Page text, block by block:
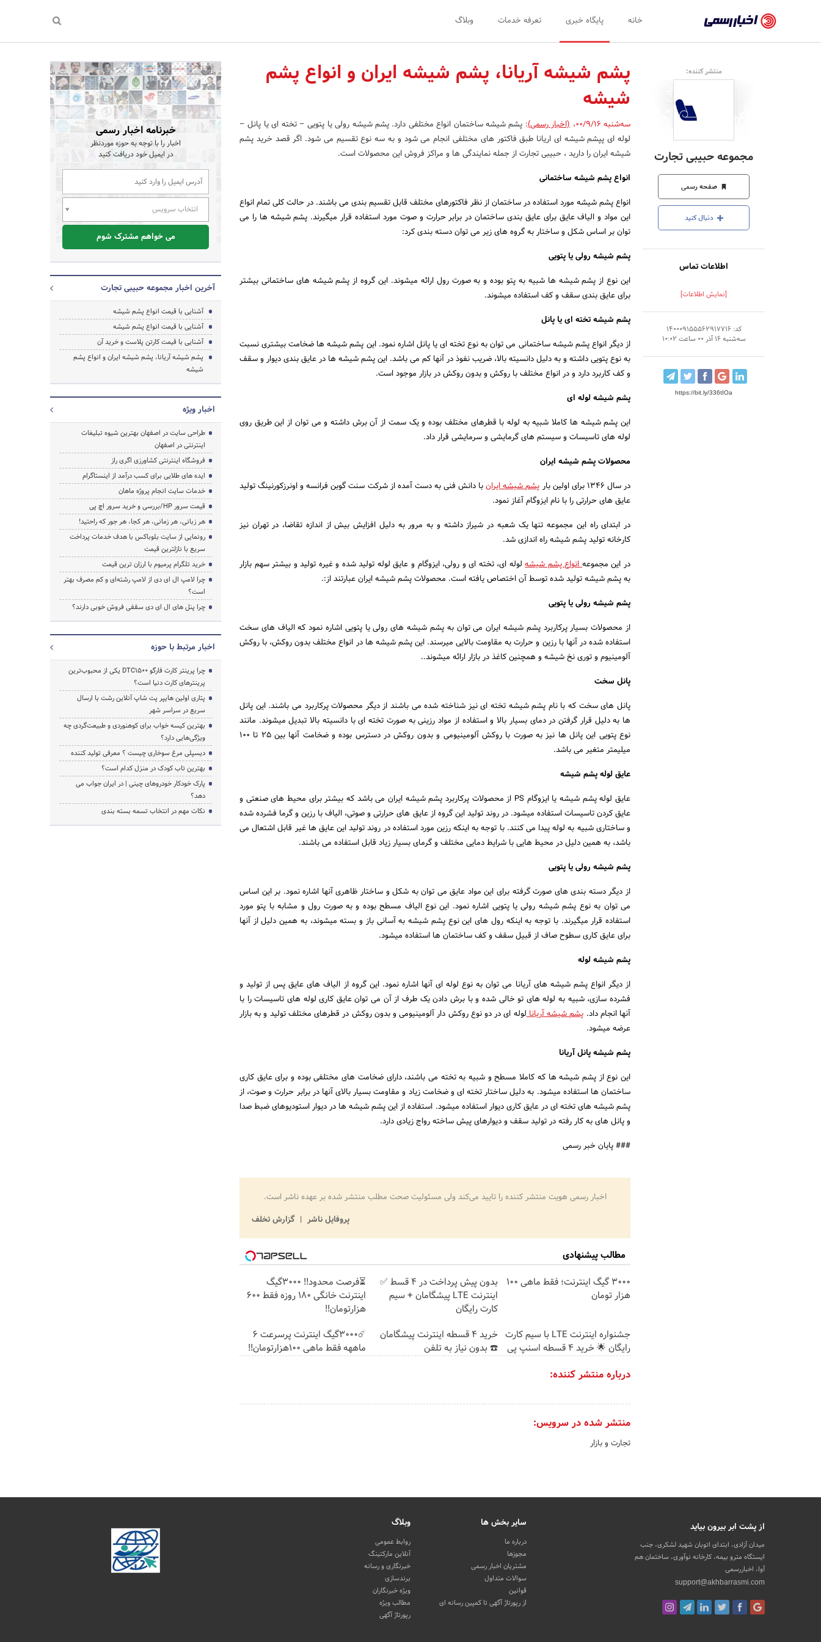
رسمی
-
اخبار
تایید
شده
شرکت‌ها،
سازمان‌ها
و
روابط
عمومی‌ها
خانه پایگاه خبری تعرفه خدمات وبلاگ
جستجو
منتشر کننده:
مجموعه حبیبی تجارت
صفحه رسمی
دنبال کنید
اطلاعات تماس
[نمایش اطلاعات]
کد: 140009155562917716
سه‌شنبه 16 آذر 00 ساعت 10:02
https://bit.ly/336tIOa
پشم شیشه آریانا، پشم شیشه ایران و انواع پشم
شیشه
سه‌شنبه 00/9/16 ،(اخبار رسمی): پشم شیشه ساختمان انواع مختلفی دارد. پشم شیشه رولی یا پتویی – تخته ای یا پانل –
لوله ای پپشم شیشه ای اریانا طبق فاکتور های مختلفی انجام می شود و به سه نوع تقسیم می شود. اگر قصد خرید پشم
شیشه ایران را دارید ، حبیبی تجارت از جمله نمایندگی ها و مراکز فروش این محصولات است.
انواع پشم شیشه ساختمانی​
انواع پشم شیشه مورد استفاده در ساختمان از نظر فاکتورهای مختلف قابل تقسیم بندی می باشند. در حالت کلی تمام انواع
این مواد و الیاف عایق برای عایق بندی ساختمان در برابر حرارت و صوت مورد استفاده قرار میگیرند. پشم شیشه ها را می
توان بر اساس شکل و ساختار به گروه های زیر می توان دسته بندی کرد:
پشم شیشه رولی یا پتویی
این نوع از پشم شیشه ها شبیه به پتو بوده و به صورت رول ارائه میشوند. این گروه از پشم شیشه های ساختمانی بیشتر
برای عایق بندی سقف و کف استفاده میشوند.
پشم شیشه تخته ای یا پانل
از دیگر انواع پشم شیشه ساختمانی می توان به نوع تخته ای یا پانل اشاره نمود. این پشم شیشه ها ضخامت بیشتری نسبت
به نوع پتویی داشته و به دلیل دانسیته بالا، ضریب نفوذ در آنها کم می باشد. این پشم شیشه ها در عایق بندی دیوار و سقف
و کف کاربرد دارد و در انواع مختلف با روکش و بدون روکش در بازار موجود است.
پشم شیشه لوله ای
این پشم شیشه ها کاملا شبیه به لوله با قطرهای مختلف بوده و یک سمت از آن برش داشته و می توان از این طریق روی
لوله های تاسیسات و سیستم های گرمایشی و سرمایشی قرار داد.
محصولات پشم شیشه ایران
در سال 1346 برای اولین بار
پشم شیشه ایرانبا دانش فنی به دست آمده از شرکت سنت گوبن فرانسه و اونرزکورنینگ تولید
عایق های حرارتی را با نام ایزوگام آغاز نمود.
در ابتدای راه این مجموعه تنها یک شعبه در شیراز داشته و به مرور به دلیل افزایش بیش از اندازه تقاضا، در تهران نیز
کارخانه تولید پشم شیشه راه اندازی شد.
در این مجموعهانواع پشم شیشهلوله ای، تخته ای و رولی، ایزوگام و عایق لوله تولید شده و غیره تولید و بیشتر سهم بازار
به پشم شیشه تولید شده توسط آن اختصاص یافته است. محصولات پشم شیشه ایران عبارتند از:.
پشم شیشه رولی یا پتویی
از محصولات بسیار پرکاربرد پشم شیشه ایران می توان به پشم شیشه های رولی یا پتویی اشاره نمود که الیاف های سخت
استفاده شده در آنها با رزین و حرارت به مقاومت بالایی میرسند. این پشم شیشه ها در انواع مختلف بدون روکش، با روکش
آلومینیوم و توری نخ شیشه و همچنین کاغذ در بازار ارائه میشوند..
پانل سخت
پانل های سخت که با نام پشم شیشه تخته ای نیز شناخته شده می باشند از دیگر محصولات پرکاربرد می باشند. این پانل
ها به دلیل قرار گرفتن در دمای بسیار بالا و استفاده از مواد رزینی به صورت تخته ای با دانسیته بالا تبدیل میشوند. مانند
نوع پتویی این پانل ها نیز به صورت با روکش آلومینیومی و بدون روکش در دسترس بوده و ضخامت آنها بین 25 تا 100
میلیمتر متغیر می باشد.
عایق لوله پشم شیشه
عایق لوله پشم شیشه یا ایزوگام PS از محصولات پرکاربرد پشم شیشه ایران می باشد که بیشتر برای محیط های صنعتی و
عایق کردن تاسیسات استفاده میشود. در روند تولید این گروه از عایق های حرارتی و صوتی، الیاف با رزین و گرما فشرده شده
و ساختاری شبیه به لوله پیدا می کنند. با توجه به اینکه رزین مورد استفاده در روند تولید این عایق ها غیر قابل اشتعال می
باشد، به همین دلیل در محیط هایی با شرایط دمایی مختلف و گرمای بسیار زیاد قابل استفاده می باشند.
پشم شیشه رولی یا پتویی
از دیگر دسته بندی های صورت گرفته برای این مواد عایق می توان به شکل و ساختار ظاهری آنها اشاره نمود. بر این اساس
می توان به نوع پشم شیشه رولی یا پتویی اشاره نمود. این نوع الیاف مسطح بوده و به صورت رول و مشابه با پتو مورد
استفاده قرار میگیرند. با توجه به اینکه رول های این نوع پشم شیشه به آسانی باز و بسته میشوند، به همین دلیل از آنها
برای عایق کاری سطوح صاف از قبیل سقف و کف ساختمان ها استفاده میشود.
پشم شیشه لوله
از دیگر انواع پشم شیشه های آریانا می توان به نوع لوله ای آنها اشاره نمود. این گروه از الیاف های عایق پس از تولید و
فشرده سازی، شبیه به لوله های تو خالی شده و با برش دادن یک طرف از آن می توان عایق کاری لوله های تاسیسات را با
آنها انجام داد. پشم شیشه آریانالوله ای در دو نوع روکش دار آلومینیومی و بدون روکش در قطرهای مختلف تولید و به بازار
عرضه میشود.
پشم شیشه پانل آریانا
این نوع از پشم شیشه ها که کاملا مسطح و شبیه به تخته می باشند، دارای ضخامت های مختلفی بوده و برای عایق کاری
ساختمان ها استفاده میشود. به دلیل ساختار تخته ای و ضخامت زیاد و مقاومت بسیار بالای آنها در برابر حرارت و صوت، از
پشم شیشه های تخته ای در عایق کاری دیوار استفاده میشود. استفاده از این پشم شیشه ها در دیوار استودیوهای ضبط صدا
و پانل های به کار رفته در تولید سقف و دیوارهای پیش ساخته رواج زیادی دارد.
### پایان خبر رسمی
اخبار رسمی هویت منتشر کننده را تایید می‌کند ولی مسئولیت صحت مطلب منتشر شده بر عهده ناشر است.
پروفایل ناشر
گزارش تخلف
مطالب پیشنهادی
3000 گیگ اینترنت؛ فقط ماهی 100
هزار تومان
بدون پیش پرداخت در 4 قسط ✅
اینترنت LTE پیشگامان + سیم
کارت رایگان
⏳فرصت محدود!! 3000گیگ
اینترنت خانگی 180 روزه فقط 600
هزارتومان!!
جشنواره اینترنت LTE با سیم کارت
رایگان 🌟 خرید 4 قسطه اسنپ پی
خرید 4 قسطه اینترنت پیشگامان
☎️ بدون نیاز به تلفن
☄️3000گیگ اینترنت پرسرعت 6
ماههه فقط ماهی 100هزارتومان!!
درباره منتشر کننده:
منتشر شده در سرویس:
تجارت و بازار
خبرنامه اخبار رسمی
اخبار را با توجه به حوزه موردنظر
در ایمیل خود دریافت کنید
انتخاب سرویس
می خواهم مشترک شوم
آخرین اخبار مجموعه حبیبی تجارت
آشنایی با قیمت انواع پشم شیشه
آشنایی با قیمت انواع پشم شیشه
آشنایی با قیمت کارتن پلاست و خرید آن
پشم شیشه آریانا، پشم شیشه ایران و انواع پشم
شیشه
اخبار ویژه
طراحی سایت در اصفهان بهترین شیوه تبلیغات
اینترنتی در اصفهان
فروشگاه اینترنتی کشاورزی اگری راز
ایده های طلایی برای کسب درآمد از اینستاگرام
خدمات سایت انجام پروژه ماهان
قیمت سرور HP/بررسی و خرید سرور اچ پی
هر زبانی، هر زمانی، هر کجا، هر جور که راحتید!
رونمایی از سایت بلوباکس با هدف خدمات پرداخت
سریع با نازلترین قیمت
خرید تلگرام پرمیوم با ارزان ترین قیمت
چرا لامپ ال ای دی از لامپ رشته‌ای و کم مصرف بهتر
است؟
چرا پنل های ال ای دی سقفی فروش خوبی دارند؟
اخبار مرتبط با حوزه
چرا پرینتر کارت فارگو DTC1500 یکی از محبوب‌ترین
پرینترهای کارت دنیا است؟
پتاری اولین هایپر پت شاپ آنلاین رشت با ارسال
سریع در سراسر شهر
بهترین کیسه خواب برای کوهنوردی و طبیعت‌گردی چه
ویژگی‌هایی دارد؟
دیسپلی مرغ سوخاری چیست ؟ معرفی تولید کننده
بهترین تاب کودک در منزل کدام است؟
پارک خودکار خودروهای چینی | در ایران جواب می
دهد؟
نکات مهم در انتخاب تسمه بسته بندی
از پشت ابر بیرون بیاید
میدان آزادی، ابتدای اتوبان شهید لشکری، جنب
ایستگاه مترو بیمه، کارخانه نوآوری، ساختمان هم
آوا، اخباررسمی
support@akhbarrasmi.com
سایر بخش ها
درباره ما
مجوزها
مشتریان اخبار رسمی
سوالات متداول
قوانین
از رپورتاژ آگهی تا کمپین رسانه ای
وبلاگ
روابط عمومی
آنلاین مارکتینگ
خبرنگاری و رسانه
برندسازی
ویژه خبرنگاران
مطالب ویژه
رپورتاژ آگهی